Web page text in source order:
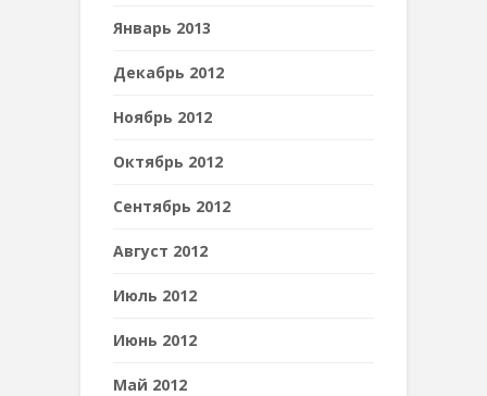
Январь 2013
Декабрь 2012
Ноябрь 2012
Октябрь 2012
Сентябрь 2012
Август 2012
Июль 2012
Июнь 2012
Май 2012